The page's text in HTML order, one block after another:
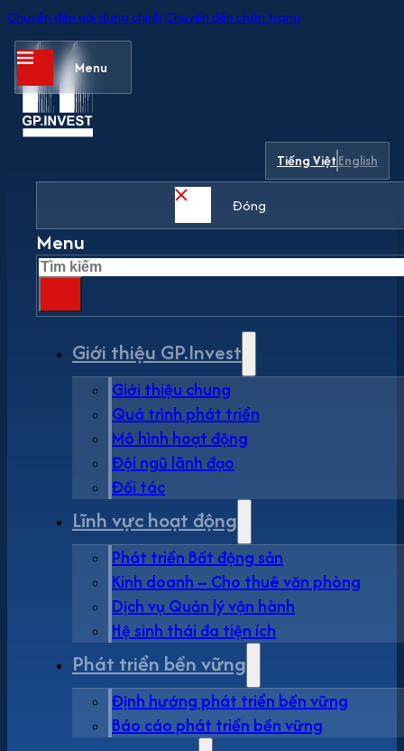
Chuyển đến nội dung chính Chuyển đến chân trang
Menu
Tiếng ViệtEnglish
Đóng
Menu
Tìm
kiếm
Giới thiệu GP.Invest
Giới thiệu chung
Quá trình phát triển
Mô hình hoạt động
Đội ngũ lãnh đạo
Đối tác
Lĩnh vực hoạt động
Phát triển Bất động sản
Kinh doanh – Cho thuê văn phòng
Dịch vụ Quản lý vận hành
Hệ sinh thái đa tiện ích
Phát triển bền vững
Định hướng phát triển bền vững
Báo cáo phát triển bền vững